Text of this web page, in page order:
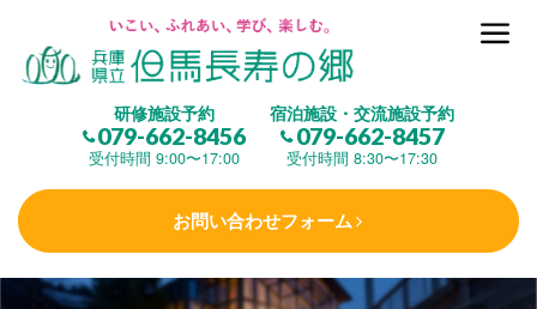
研修施設予約
079-662-8456
受付時間 9:00〜17:00
宿泊施設・交流施設予約
079-662-8457
受付時間 8:30〜17:30
お問い合わせフォーム
但馬長寿の郷とは
(研修施設)
楽しむ